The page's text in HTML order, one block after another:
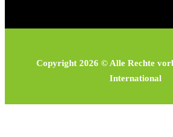
Copyright 2026 © Alle Rechte
International